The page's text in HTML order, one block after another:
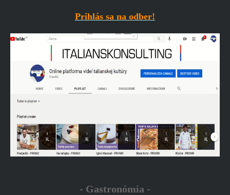
Prihlás sa na odber!
- Gastronómia -